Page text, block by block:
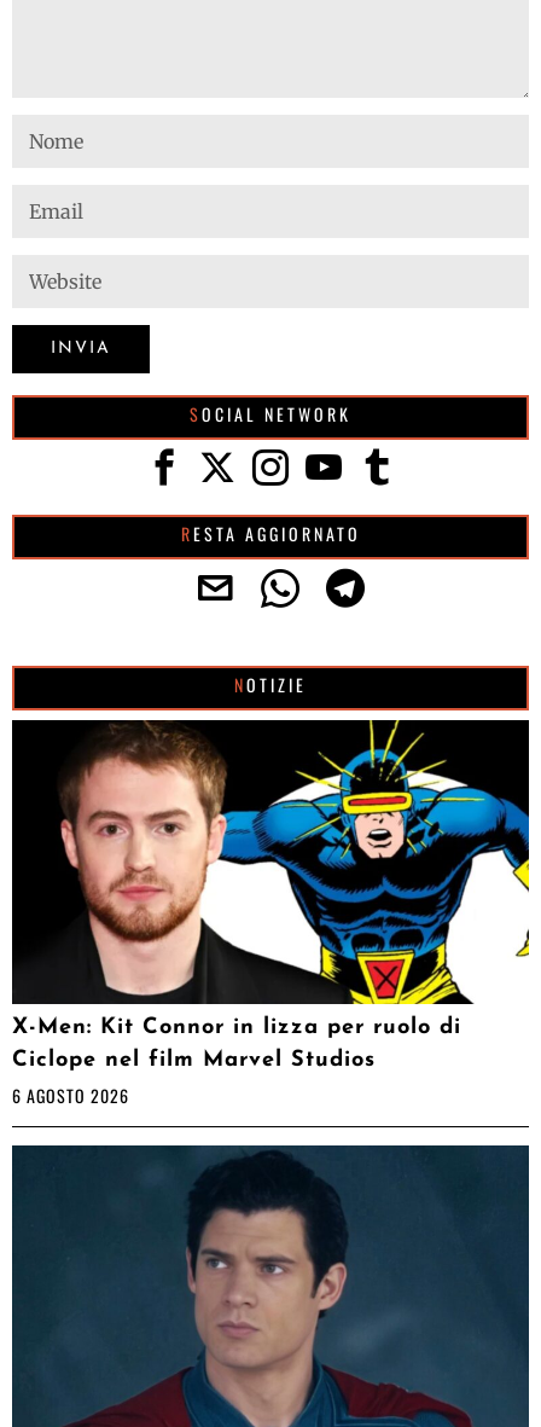
SOCIAL NETWORK
RESTA AGGIORNATO
NOTIZIE
X-Men: Kit Connor in lizza per ruolo di
Ciclope nel film Marvel Studios
6 AGOSTO 2026